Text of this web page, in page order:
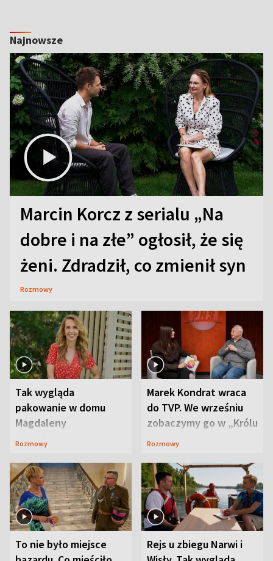
Najnowsze
Marcin Korcz z serialu „Na
dobre i na złe” ogłosił, że się
żeni. Zdradził, co zmienił syn
Rozmowy
Tak wygląda
pakowanie w domu
Magdaleny
Waligórskiej-Lisieckiej.
Rozmowy
Marek Kondrat wraca
do TVP. We wrześniu
zobaczymy go w „Królu
Maciusiu I”
Rozmowy
To nie było miejsce
Rejs u zbiegu Narwi i